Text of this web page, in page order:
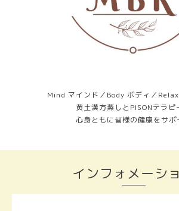
Mind マインド／Body ボディ／
黄土漢方蒸しとPISONテラピ
心身ともに皆様の健康をサポ
インフォメーシ